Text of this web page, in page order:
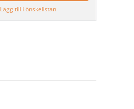
Lägg till i önskelistan